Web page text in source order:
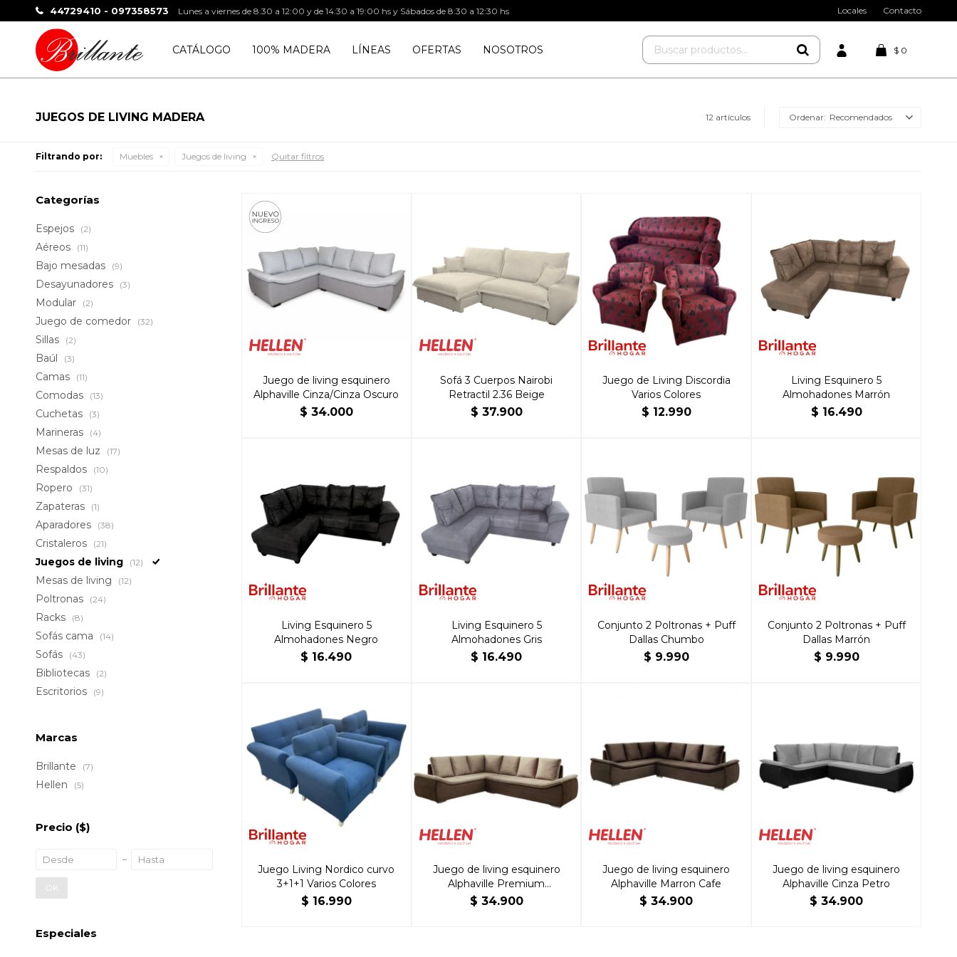
CATÁLOGO 100% MADERA LÍNEAS OFERTAS NOSOTROS $ 0
44729410 - 097358573 Lunes a viernes de 8:30 a 12:00 y de 14:30 a 19:00 hs y Sábados de 8:30 a 12:30 hs Locales Contacto
JUEGOS DE LIVING MADERA 12 artículos Recomendados
Filtrando por: Muebles Juegos de living Quitar filtros
Juego de living esquinero
Alphaville Cinza/Cinza Oscuro
$ 34.000
Sofá 3 Cuerpos Nairobi
Retractil 2.36 Beige
$ 37.900
Juego de Living Discordia
Varios Colores
$ 12.990
Living Esquinero 5
Almohadones Marrón
$ 16.490
Living Esquinero 5
Almohadones Negro
$ 16.490
Living Esquinero 5
Almohadones Gris
$ 16.490
Conjunto 2 Poltronas + Puff
Dallas Chumbo
$ 9.990
Conjunto 2 Poltronas + Puff
Dallas Marrón
$ 9.990
Juego Living Nordico curvo
3+1+1 Varios Colores
$ 16.990
Juego de living esquinero
Alphaville Premium
Castor/Marrón Café
$ 34.900
Juego de living esquinero
Alphaville Marron Cafe
$ 34.900
Juego de living esquinero
Alphaville Cinza Petro
$ 34.900
Categorías
Espejos (2)
Aéreos (11)
Bajo mesadas (9)
Desayunadores (3)
Modular (2)
Juego de comedor (32)
Sillas (2)
Baúl (3)
Camas (11)
Comodas (13)
Cuchetas (3)
Marineras (4)
Mesas de luz (17)
Respaldos (10)
Ropero (31)
Zapateras (1)
Aparadores (38)
Cristaleros (21)
Juegos de living (12)
Mesas de living (12)
Poltronas (24)
Racks (8)
Sofás cama (14)
Sofás (43)
Bibliotecas (2)
Escritorios (9)
Marcas
Brillante (7)
Hellen (5)
Precio ($)
OK
Especiales